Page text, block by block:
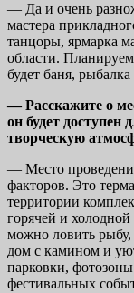
— Да и очень
мастера
танцоры, ярмарка
области.
будет баня,
— Расскажите о
он будет
творческую
— Место
факторов. Это
территории
горячей и
можно ловить
дом с камином и
парковки,
фестивальных